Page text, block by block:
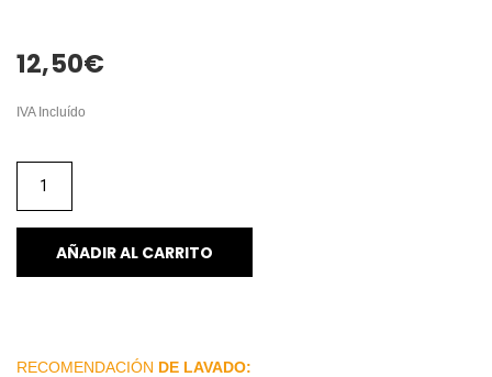
12,50€
IVA Incluído
AÑADIR AL CARRITO
RECOMENDACIÓN DE LAVADO: